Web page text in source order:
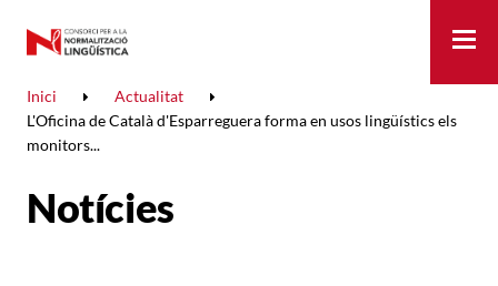
Inici
Actualitat
L'Oficina de Català d'Esparreguera forma en usos lingüístics els
monitors...
Notícies